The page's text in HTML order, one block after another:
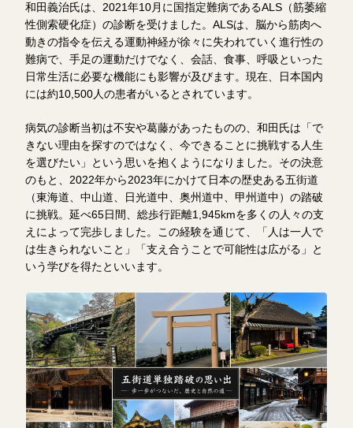
和田義治氏は、2021年10月に国指定難病であるALS（筋萎縮
性側索硬化症）の診断を受けました。ALSは、脳から筋肉へ
動きの指令を伝える運動神経が徐々に失われていく進行性の
難病で、手足の運動だけでなく、会話、食事、呼吸といった
日常生活に必要な機能にも影響が及びます。現在、日本国内
には約10,500人の患者がいるとされています。
病気の診断当初は不安や葛藤があったものの、和田氏は「で
きない理由を探すのではなく、今できることに挑戦する人生
を選びたい」という思いを抱くようになりました。その決意
のもと、2022年から2023年にかけて日本の歴史ある五街道
（東海道、中山道、日光道中、奥州道中、甲州道中）の踏破
に挑戦。延べ65日間、総歩行距離1,945kmを多くの人々の支
えによって完歩しました。この経験を通じて、「人は一人で
は生きられないこと」「支え合うことで可能性は広がる」と
いう学びを得たといいます。